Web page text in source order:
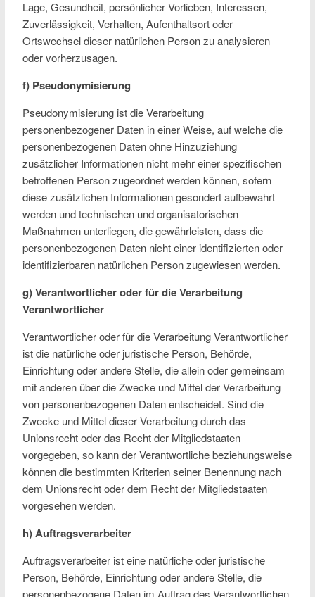
Lage, Gesundheit, persönlicher Vorlieben, Interessen,
Zuverlässigkeit, Verhalten, Aufenthaltsort oder
Ortswechsel dieser natürlichen Person zu analysieren
oder vorherzusagen.
f) Pseudonymisierung
Pseudonymisierung ist die Verarbeitung
personenbezogener Daten in einer Weise, auf welche die
personenbezogenen Daten ohne Hinzuziehung
zusätzlicher Informationen nicht mehr einer spezifischen
betroffenen Person zugeordnet werden können, sofern
diese zusätzlichen Informationen gesondert aufbewahrt
werden und technischen und organisatorischen
Maßnahmen unterliegen, die gewährleisten, dass die
personenbezogenen Daten nicht einer identifizierten oder
identifizierbaren natürlichen Person zugewiesen werden.
g) Verantwortlicher oder für die Verarbeitung
Verantwortlicher
Verantwortlicher oder für die Verarbeitung Verantwortlicher
ist die natürliche oder juristische Person, Behörde,
Einrichtung oder andere Stelle, die allein oder gemeinsam
mit anderen über die Zwecke und Mittel der Verarbeitung
von personenbezogenen Daten entscheidet. Sind die
Zwecke und Mittel dieser Verarbeitung durch das
Unionsrecht oder das Recht der Mitgliedstaaten
vorgegeben, so kann der Verantwortliche beziehungsweise
können die bestimmten Kriterien seiner Benennung nach
dem Unionsrecht oder dem Recht der Mitgliedstaaten
vorgesehen werden.
h) Auftragsverarbeiter
Auftragsverarbeiter ist eine natürliche oder juristische
Person, Behörde, Einrichtung oder andere Stelle, die
personenbezogene Daten im Auftrag des Verantwortlichen